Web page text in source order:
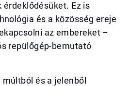
Ez is
és a közösség ereje
az embereket –
repülőgép-bemutató
és a jelenből